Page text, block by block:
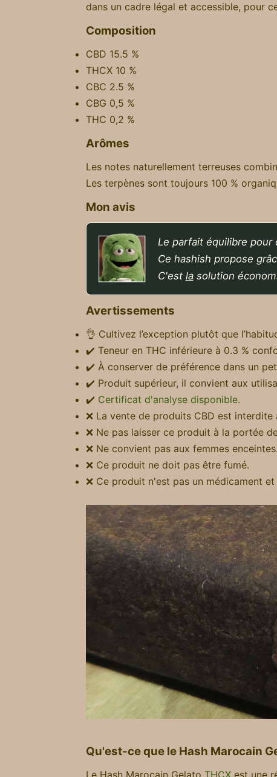
dans un cadre légal et accessible, pour
Composition
CBD 15.5 %
THCX 10 %
CBC 2.5 %
CBG 0,5 %
THC 0,2 %
Arômes
Les notes naturellement terreuses
Les terpènes sont toujours 100 %
Mon avis
Le parfait équilibre pour
Ce hashish propose
C'est lasolution
Avertissements
👌 Cultivez l’exception plutôt que
✔️ Teneur en THC inférieure à 0.3 %
✔️ À conserver de préférence dans un
✔️ Produit supérieur, il convient aux
✔️ Certificat d'analyse disponible.
❌ La vente de produits CBD est interdite
❌ Ne pas laisser ce produit à la portée
❌ Ne convient pas aux femmes enceintes.
❌ Ce produit ne doit pas être fumé.
❌ Ce produit n'est pas un médicament
Qu'est-ce que le Hash Marocain